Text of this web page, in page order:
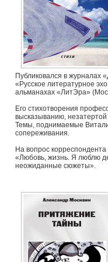
Публиковался в журналах
«Русское литературное
альманахах «ЛитЭра»
Его стихотворения
высказыванию,
Темы, поднимаемые
сопереживания.
На вопрос
«Любовь, жизнь. Я люблю
неожиданные сюжеты».